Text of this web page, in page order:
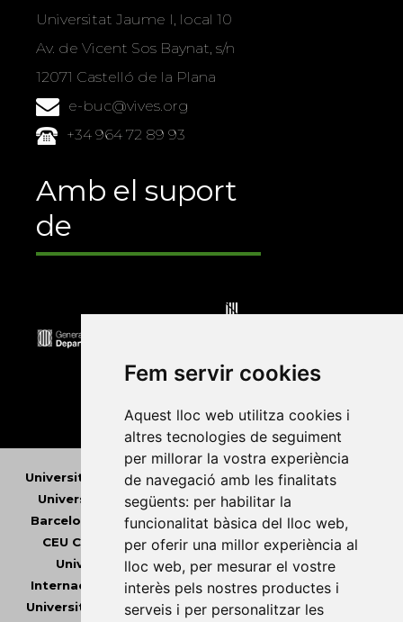
Fem servir cookies
Aquest lloc web utilitza cookies i
altres tecnologies de seguiment
per millorar la vostra experiència
de navegació amb les finalitats
següents: per habilitar la
funcionalitat bàsica del lloc web,
per oferir una millor experiència al
lloc web, per mesurar el vostre
interès pels nostres productes i
serveis i per personalitzar les
Universitat Jaume I, local 10
Av. de Vicent Sos Baynat, s/n
12071 Castelló de la Plana
e-buc@vives.org
+34 964 72 89 93
Amb el suport
de
Universitat Abat Oliba CEU•Universitat d'Alacant
Universitat d'Andorra•Universitat Autònoma de
Barcelona
Universitat de Barcelona•Universitat
CEU Cardenal Herrera•Universitat de Girona •
Universitat de les Illes Balears• Universitat
Internacional de Catalunya•Universitat Jaume I
Universitat de Lleida• Universitat Miguel Hernández